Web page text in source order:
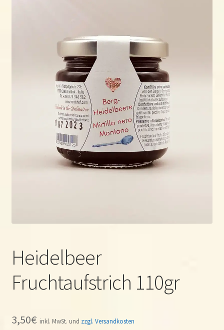
Heidelbeer
Fruchtaufstrich 110gr
3,50€ inkl. MwSt. und zzgl. Versandkosten